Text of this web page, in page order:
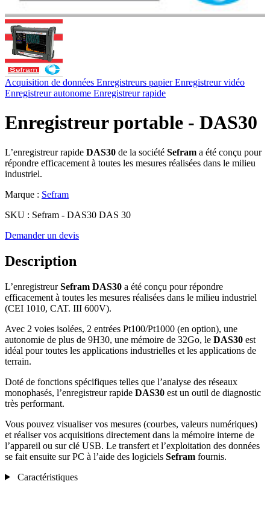
Acquisition de données Enregistreurs papierEnregistreur vidéo
Enregistreur autonome Enregistreur rapide
Enregistreur portable - DAS30
L’enregistreur rapide DAS30 de la société Sefram a été conçu pour
répondre efficacement à toutes les mesures réalisées dans le milieu
industriel.
Marque : Sefram
SKU : Sefram - DAS30 DAS 30
Demander un devis
Description
L’enregistreurSefram DAS30 a été conçu pour répondre
efficacement à toutes les mesures réalisées dans le milieu industriel
(CEI 1010, CAT. III 600V).
Avec 2 voies isolées, 2 entrées Pt100/Pt1000 (en option), une
autonomie de plus de 9H30, une mémoire de 32Go, le DAS30 est
idéal pour toutes les applications industrielles et les applications de
terrain.
Doté de fonctions spécifiques telles que l’analyse des réseaux
monophasés, l’enregistreur rapide DAS30 est un outil de diagnostic
très performant.
Vous pouvez visualiser vos mesures (courbes, valeurs numériques)
et réaliser vos acquisitions directement dans la mémoire interne de
l’appareil ou sur clé USB. Le transfert et l’exploitation des données
se fait ensuite sur PC à l’aide des logiciels Sefram fournis.
Caractéristiques